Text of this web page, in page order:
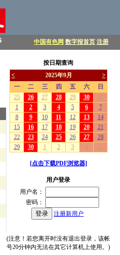
中国有色网 数字报首页 注册
按日期查询
[点击下载PDF浏览器]
用户登录
用户名：
密码：
注册新用户
(注意！若您离开时没有退出登录，该帐
号20分钟内无法在其它计算机上使用。)